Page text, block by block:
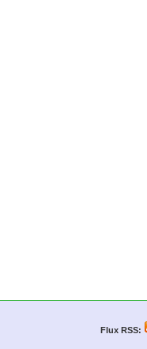
Flux RSS: